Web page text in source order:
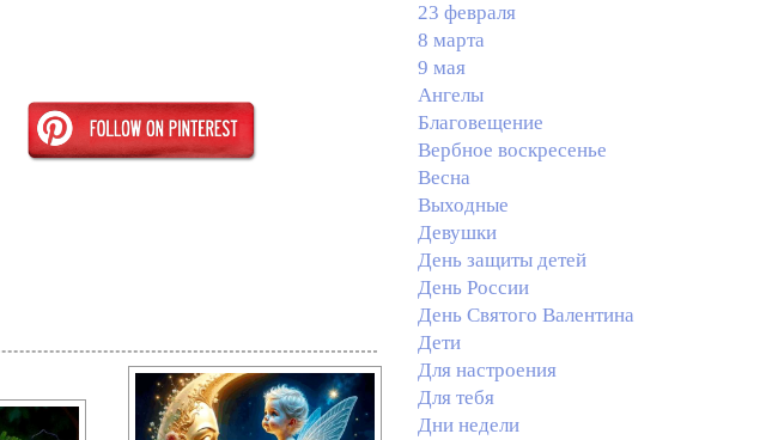
23 февраля
8 марта
9 мая
Ангелы
Благовещение
Вербное воскресенье
Весна
Выходные
Девушки
День защиты детей
День России
День Святого Валентина
Дети
Для настроения
Для тебя
Дни недели